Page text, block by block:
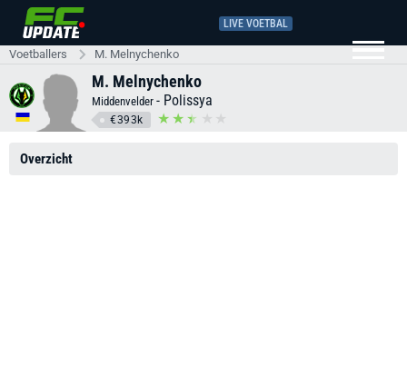
LIVE VOETBAL
Voetballers M. Melnychenko
M. Melnychenko
Middenvelder - Polissya
€393k
Overzicht